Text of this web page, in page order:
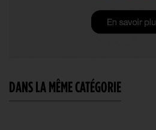
DANS LA MÊME CATÉGORIE